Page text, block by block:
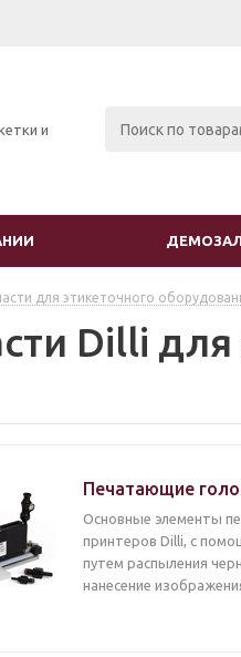
и
ДЕМОЗАЛ
для этикеточного
Dilli
Печатающие
Основные элементы
принтеров Dilli, с
путем распыления
нанесение